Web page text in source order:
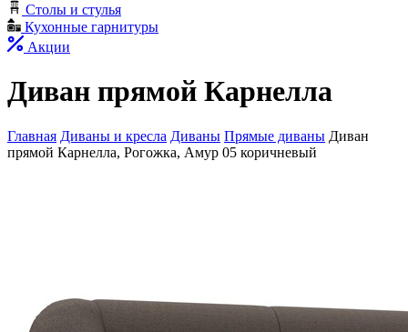
Столы и стулья
Кухонные гарнитуры
Акции
Диван прямой Карнелла
Главная Диваны и кресла Диваны Прямые диваны Диван
прямой Карнелла, Рогожка, Амур 05 коричневый